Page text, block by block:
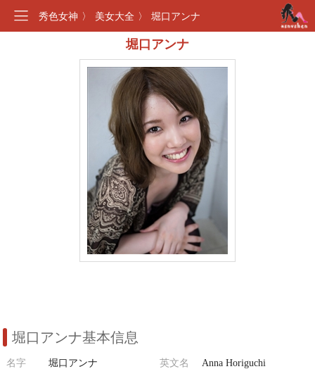
秀色女神 〉 美女大全 〉 堀口アンナ
堀口アンナ
堀口アンナ基本信息
名字 堀口アンナ 英文名
Anna Horiguchi